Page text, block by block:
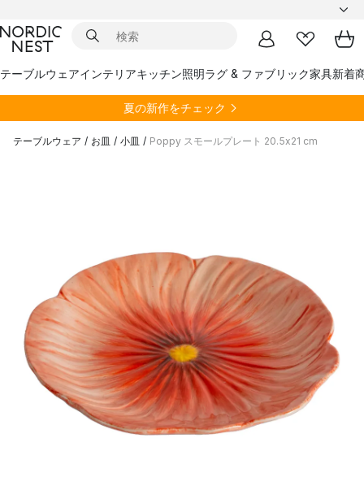
テーブルウェアインテリアキッチン照明ラグ & ファブリック家具新着
夏の新作をチェック
テーブルウェア / お皿 / 小皿 / Poppy スモールプレート 20.5x21 cm